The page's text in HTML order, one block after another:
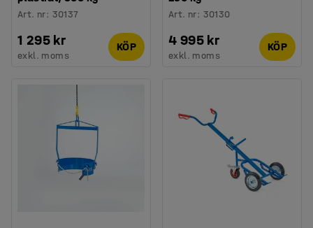
Art. nr: 30137
1 295 kr
exkl. moms
KÖP
Art. nr: 30130
4 995 kr
exkl. moms
KÖP